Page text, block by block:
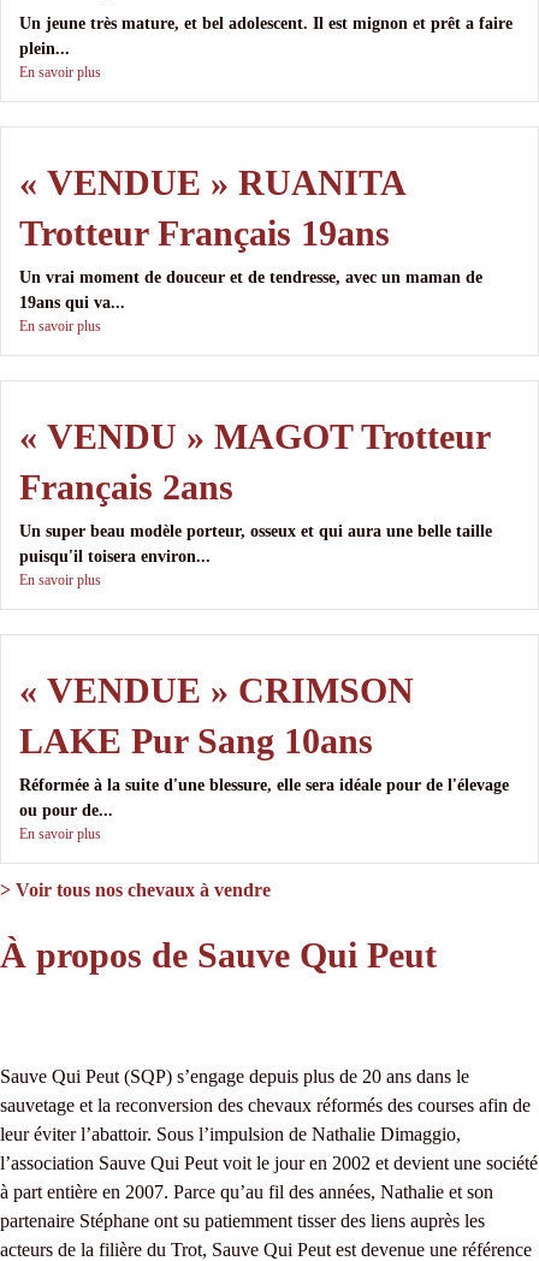
Un jeune très mature, et bel adolescent. Il est mignon et prêt a faire
plein...
En savoir plus
« VENDUE » RUANITA
Trotteur Français 19ans
Un vrai moment de douceur et de tendresse, avec un maman de
19ans qui va...
En savoir plus
« VENDU » MAGOT Trotteur
Français 2ans
Un super beau modèle porteur, osseux et qui aura une belle taille
puisqu'il toisera environ...
En savoir plus
« VENDUE » CRIMSON
LAKE Pur Sang 10ans
Réformée à la suite d'une blessure, elle sera idéale pour de l'élevage
ou pour de...
En savoir plus
> Voir tous nos chevaux à vendre
À propos de Sauve Qui Peut
Sauve Qui Peut (SQP) s’engage depuis plus de 20 ans dans le
sauvetage et la reconversion des chevaux réformés des courses afin de
leur éviter l’abattoir. Sous l’impulsion de Nathalie Dimaggio,
l’association Sauve Qui Peut voit le jour en 2002 et devient une société
à part entière en 2007. Parce qu’au fil des années, Nathalie et son
partenaire Stéphane ont su patiemment tisser des liens auprès les
acteurs de la filière du Trot, Sauve Qui Peut est devenue une référence